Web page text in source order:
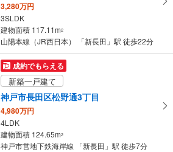
3,280万円
3SLDK
建物面積 117.11m2
山陽本線（JR西日本） 「新長田」駅 徒歩22分
成約でもらえる
新築一戸建て
神戸市長田区松野通3丁目
4,980万円
4LDK
建物面積 124.65m2
神戸市営地下鉄海岸線 「新長田」駅 徒歩7分